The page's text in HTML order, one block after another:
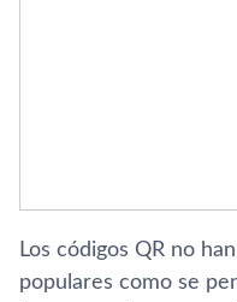
Los códigos QR no
populares como se